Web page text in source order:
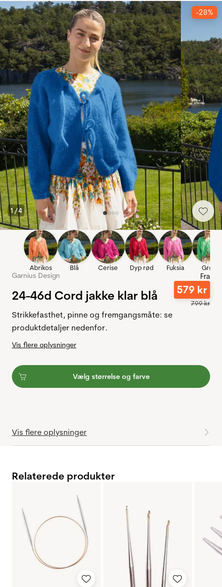
1/4
-28%
Abrikos Blå Cerise Dyp rød Fuksia Grøn
Garnius Design
24-46d Cord jakke klar blå
Fra
579 kr
799kr
Strikkefasthet, pinne og fremgangsmåte: se
produktdetaljer nedenfor.
Vis flere oplysninger
Vælg størrelse og farve
Vis flere oplysninger
Relaterede produkter